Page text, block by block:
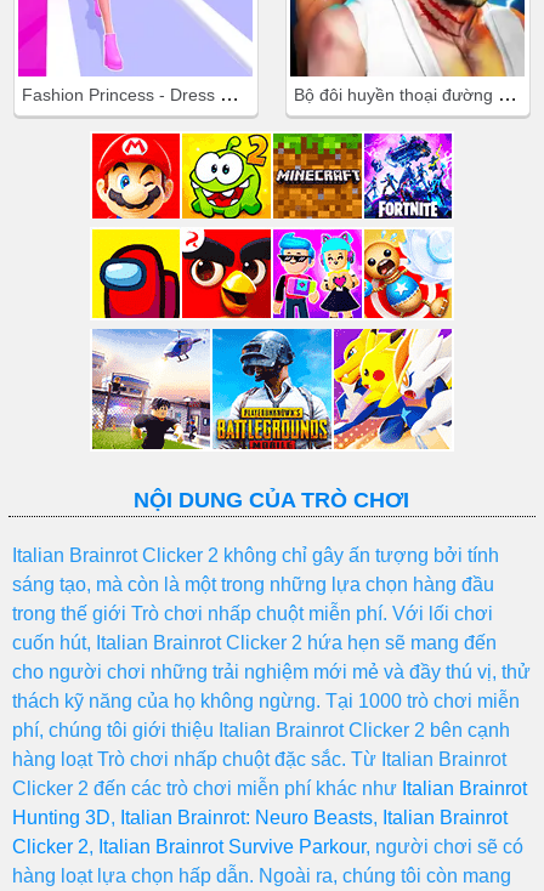
Fashion Princess - Dress Up for Girls Bộ đôi huyền thoại đường phố
NỘI DUNG CỦA TRÒ CHƠI
Italian Brainrot Clicker 2 không chỉ gây ấn tượng bởi tính
sáng tạo, mà còn là một trong những lựa chọn hàng đầu
trong thế giới Trò chơi nhấp chuột miễn phí. Với lối chơi
cuốn hút, Italian Brainrot Clicker 2 hứa hẹn sẽ mang đến
cho người chơi những trải nghiệm mới mẻ và đầy thú vị, thử
thách kỹ năng của họ không ngừng. Tại 1000 trò chơi miễn
phí, chúng tôi giới thiệu Italian Brainrot Clicker 2 bên cạnh
hàng loạt Trò chơi nhấp chuột đặc sắc. Từ Italian Brainrot
Clicker 2 đến các trò chơi miễn phí khác như Italian Brainrot
Hunting 3D, Italian Brainrot: Neuro Beasts, Italian Brainrot
Clicker 2, Italian Brainrot Survive Parkour, người chơi sẽ có
hàng loạt lựa chọn hấp dẫn. Ngoài ra, chúng tôi còn mang